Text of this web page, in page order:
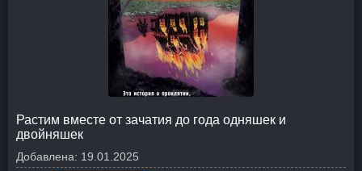
Растим вместе от зачатия до года одняшек и
двойняшек
Добавлена: 19.01.2025